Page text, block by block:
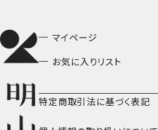
マイページ
お気に入りリスト
特定商取引法に基づく表記